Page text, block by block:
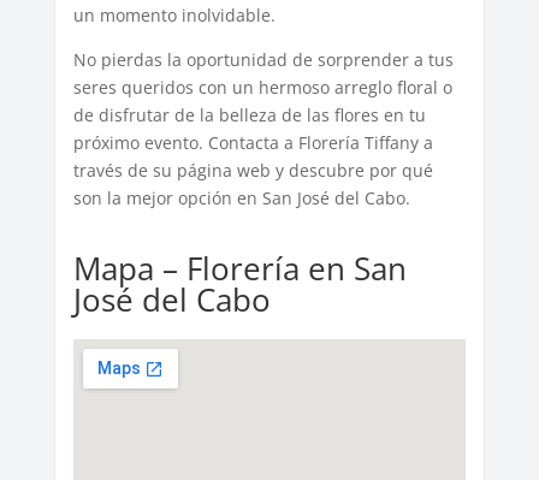
un momento inolvidable.
No pierdas la oportunidad de sorprender a tus
seres queridos con un hermoso arreglo floral o
de disfrutar de la belleza de las flores en tu
próximo evento. Contacta a Florería Tiffany a
través de su página web y descubre por qué
son la mejor opción en San José del Cabo.
Mapa – Florería en San
José del Cabo